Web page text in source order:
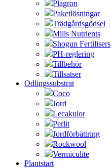
Plagron
Paketlösningar
Trädgårdsgödsel
Mills Nutrients
Shogun Fertilisers
PH-reglering
Tillbehör
Tillsatser
Odlingssubstrat
Coco
Jord
Lecakulor
Perlit
Jordförbättring
Rockwool
Vermiculite
Plantstart